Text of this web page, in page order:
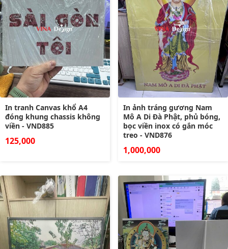
In tranh Canvas khổ A4
đóng khung chassis không
viền - VND885
125,000
In ảnh tráng gương Nam
Mô A Di Đà Phật, phủ bóng,
bọc viền inox có gắn móc
treo - VND876
1,000,000